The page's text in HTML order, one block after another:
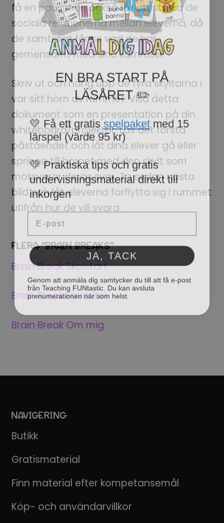
få en paus men också för att stärka de
sociala relationerna mellan eleverna, då
de samtidigt får se vad de har
gemensamt med sina kamrater.
Skriv ut och häng upp de fyra skyltarna i
var sitt hörn av rummet. Visa detta
dokument som en presentation på din
whiteboard/projektor. Läs det första
påståendet och låt dina elever gå eller
springa till hörnet med den skylt som
motsvarar deras svar. Ta sedan nästa
bild och låt eleverna förflytta sig i rummet
utifrån hur de vill svara.
FLERA “BRAIN BREAKS”
Brain Break Skolstart
Brain Break Favoriter
Brain Break Om mig
NAVIGERING
Butikk
Gratismaterial
Finn material efter kompetansemål
Köp- och användarvillkor
EN BRA START PÅ
LÄSÅRET ✏️
💛 Få ett gratisspelpaketmed 15
lärspel (värde 95 kr)
💛 Praktiska tips och gratis
undervisningsmaterial direkt till
inkorgen
Email
JA, TACK
Genom att anmäla dig samtycker du till att få e-post
från Teaching FUNtastic. Du kan avsluta
prenumerationen när som helst.